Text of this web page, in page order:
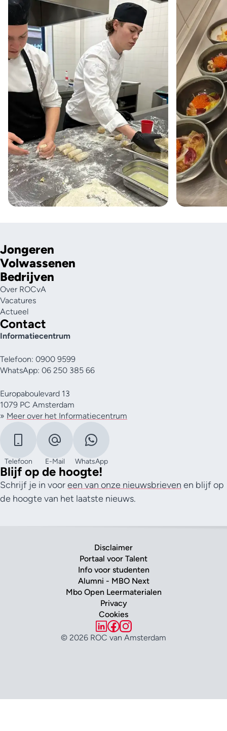
Jongeren
Volwassenen
Bedrijven
Over ROCvA
Vacatures
Actueel
Contact
Informatiecentrum
Telefoon: 0900 9599
WhatsApp: 06 250 385 66
Europaboulevard 13
1079 PC Amsterdam
» Meer over het Informatiecentrum
Telefoon E-Mail WhatsApp
Blijf op de hoogte!
Schrijf je in vooreen van onze nieuwsbrieven en blijf op
de hoogte van het laatste nieuws.
Disclaimer
Portaal voor Talent
Info voor studenten
Alumni - MBO Next
Mbo Open Leermaterialen
Privacy
Cookies
© 2026 ROC van Amsterdam